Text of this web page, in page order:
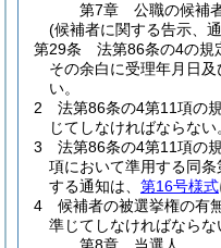
第7章
公職の候補
(候補者に関する告示、
第29条
法第86条の4の規
その余白に受理年月日
い。
2
法第86条の4第11項の
じてしなければならない
3
法第86条の4第11項の
項において準用する同
する通知は、 第16号様式
4
候補者の被選挙権の有
準じてしなければならな